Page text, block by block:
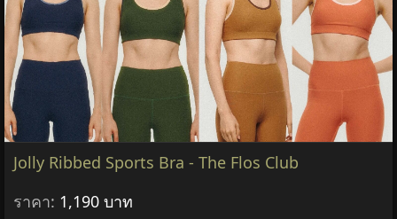
Jolly Ribbed Sports Bra - The Flos Club
ราคา: 1,190 บาท